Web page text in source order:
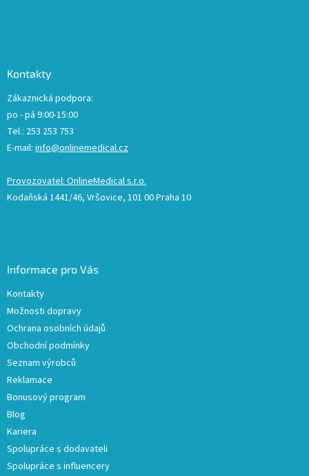
Kontakty
Zákaznická podpora:
po - pá 9:00-15:00
Tel.: 253 253 753
E-mail: info@onlinemedical.cz
Provozovatel: OnlineMedical s.r.o.
Kodaňská 1441/46, Vršovice, 101 00 Praha 10
Informace pro Vás
Kontakty
Možnosti dopravy
Ochrana osobních údajů
Obchodní podmínky
Seznam výrobců
Reklamace
Bonusový program
Blog
Kariera
Spolupráce s dodavateli
Spolupráce s influencery